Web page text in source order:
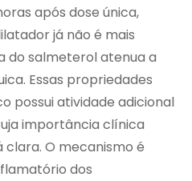
após dose única,
já não é mais
do salmeterol atenua a
Essas propriedades
possui atividade adicional
importância clínica
O mecanismo é
dos